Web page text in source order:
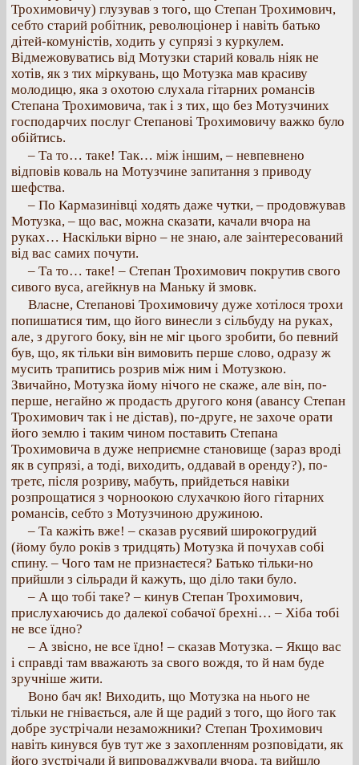
Трохимовичу) глузував з того, що Степан Трохимович,
себто старий робітник, революціонер і навіть батько
дітей-комуністів, ходить у супрязі з куркулем.
Відмежовуватись від Мотузки старий коваль ніяк не
хотів, як з тих міркувань, що Мотузка мав красиву
молодицю, яка з охотою слухала гітарних романсів
Степана Трохимовича, так і з тих, що без Мотузчиних
господарчих послуг Степанові Трохимовичу важко було
обійтись.
– Та то… таке! Так… між іншим, – невпевнено
відповів коваль на Мотузчине запитання з приводу
шефства.
– По Кармазинівці ходять даже чутки, – продовжував
Мотузка, – що вас, можна сказати, качали вчора на
руках… Наскільки вірно – не знаю, але заінтересований
від вас самих почути.
– Та то… таке! – Степан Трохимович покрутив свого
сивого вуса, агейкнув на Маньку й змовк.
Власне, Степанові Трохимовичу дуже хотілося трохи
попишатися тим, що його винесли з сільбуду на руках,
але, з другого боку, він не міг цього зробити, бо певний
був, що, як тільки він вимовить перше слово, одразу ж
мусить трапитись розрив між ним і Мотузкою.
Звичайно, Мотузка йому нічого не скаже, але він, по-
перше, негайно ж продасть другого коня (авансу Степан
Трохимович так і не дістав), по-друге, не захоче орати
його землю і таким чином поставить Степана
Трохимовича в дуже неприємне становище (зараз вроді
як в супрязі, а тоді, виходить, оддавай в оренду?), по-
третє, після розриву, мабуть, прийдеться навіки
розпрощатися з чорноокою слухачкою його гітарних
романсів, себто з Мотузчиною дружиною.
– Та кажіть вже! – сказав русявий широкогрудий
(йому було років з тридцять) Мотузка й почухав собі
спину. – Чого там не признаєтеся? Батько тільки-но
прийшли з сільради й кажуть, що діло таки було.
– А що тобі таке? – кинув Степан Трохимович,
прислухаючись до далекої собачої брехні… – Хіба тобі
не все їдно?
– А звісно, не все їдно! – сказав Мотузка. – Якщо вас
і справді там вважають за свого вождя, то й нам буде
зручніше жити.
Воно бач як! Виходить, що Мотузка на нього не
тільки не гнівається, але й ще радий з того, що його так
добре зустрічали незаможники? Степан Трохимович
навіть кинувся був тут же з захопленням розповідати, як
його зустрічали й випроваджували вчора, та вийшло